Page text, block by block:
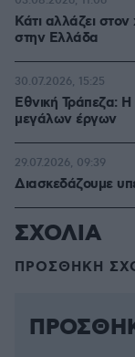
Κάτι αλλάζει
στην Ελλάδα
Εθνική Τράπεζα:
μεγάλων έργων
30.07.2026, 15:25
Διασκεδάζουμε
29.07.2026, 09:39
ΣΧΟΛΙΑ
ΠΡΟΣΘΗΚΗ